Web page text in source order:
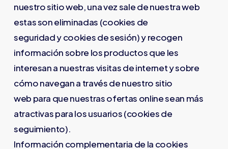
nuestro sitio web, una vez sale de nuestra web
estas son eliminadas (cookies de
seguridad y cookies de sesión) y recogen
información sobre los productos que les
interesan a nuestras visitas de internet y sobre
cómo navegan a través de nuestro sitio
web para que nuestras ofertas online sean más
atractivas para los usuarios (cookies de
seguimiento).
Información complementaria de la cookies